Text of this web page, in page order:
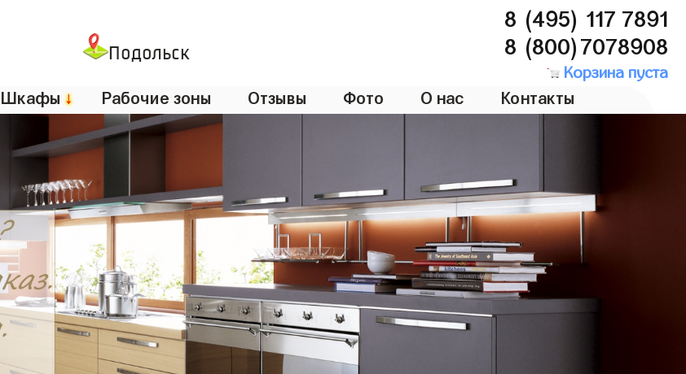
Подольск
8 (495) 117 7891
8 (800)7078908
Корзина пуста
Шкафы↓ Рабочие зоны Отзывы Фото О нас Контакты